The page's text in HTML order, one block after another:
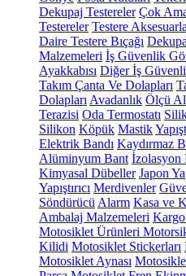
Dekupaj Testereler Çok
Testereler Testere
Daire Testere Bıçağı
Malzemeleri İş Güvenlik
Ayakkabısı Diğer İş
Takım Çanta Ve Dolapları
Dolapları Avadanlık Ölçü
Terazisi Oda Termostatı
Silikon Köpük Mastik
Elektrik Bandı Kaydırmaz
Alüminyum Bant İzolasyon
Kimyasal Dübeller Japon
Yapıştırıcı Merdivenler
Söndürücü Alarm Kasa ve
Ambalaj Malzemeleri
Motosiklet Ürünleri
Kilidi Motosiklet Stickerları
Motosiklet Aynası